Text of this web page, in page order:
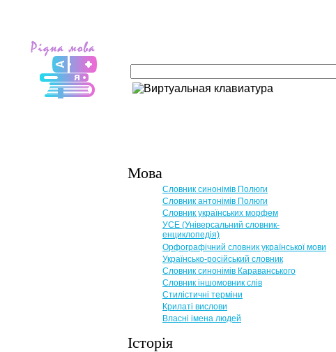
Мова
Словник синонімів Полюги
Словник антонімів Полюги
Словник українських морфем
УСЕ (Універсальний словник-
енциклопедія)
Орфографічний словник української мови
Українсько-російський словник
Словник синонімів Караванського
Словник іншомовник слів
Стилістичні терміни
Крилаті вислови
Власні імена людей
Історія